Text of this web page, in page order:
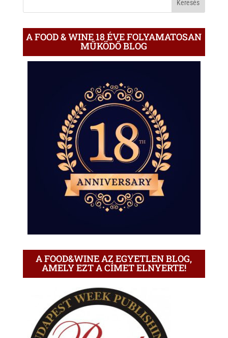
A FOOD & WINE 18 ÉVE FOLYAMATOSAN
MŰKÖDŐ BLOG
A FOOD&WINE AZ EGYETLEN BLOG,
AMELY EZT A CÍMET ELNYERTE!